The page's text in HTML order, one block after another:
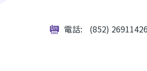
電話:
(852)